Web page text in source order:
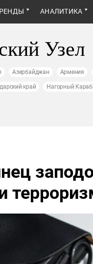
АНАЛИТИКА
Узел
Азербайджан Армения
край Нагорный